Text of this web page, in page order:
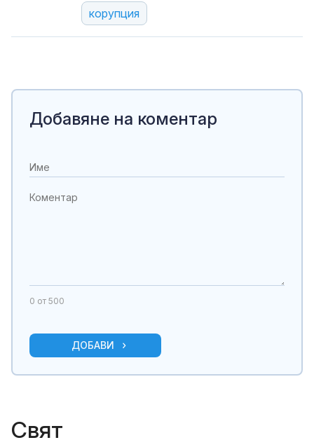
корупция
Добавяне на коментар
0 от 500
ДОБАВИ
Свят